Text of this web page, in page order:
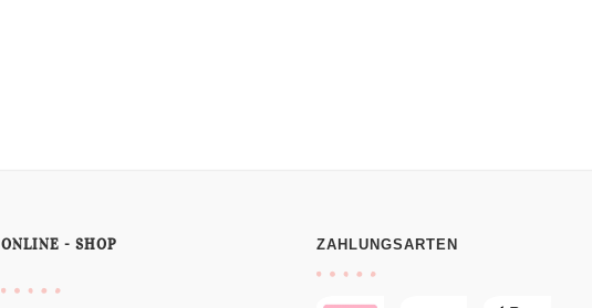
ONLINE - SHOP ZAHLUNGSARTEN